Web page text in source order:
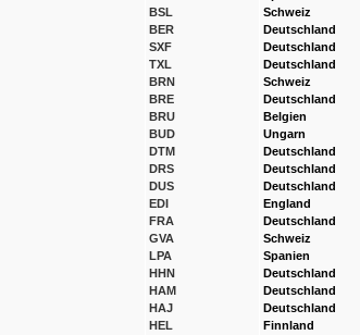
BSL
BER
SXF
TXL
BRN
BRE
BRU
BUD
DTM
DRS
DUS
EDI
FRA
GVA
LPA
HHN
HAM
HAJ
HEL
Schweiz
Deutschland
Deutschland
Deutschland
Schweiz
Deutschland
Belgien
Ungarn
Deutschland
Deutschland
Deutschland
England
Deutschland
Schweiz
Spanien
Deutschland
Deutschland
Deutschland
Finnland